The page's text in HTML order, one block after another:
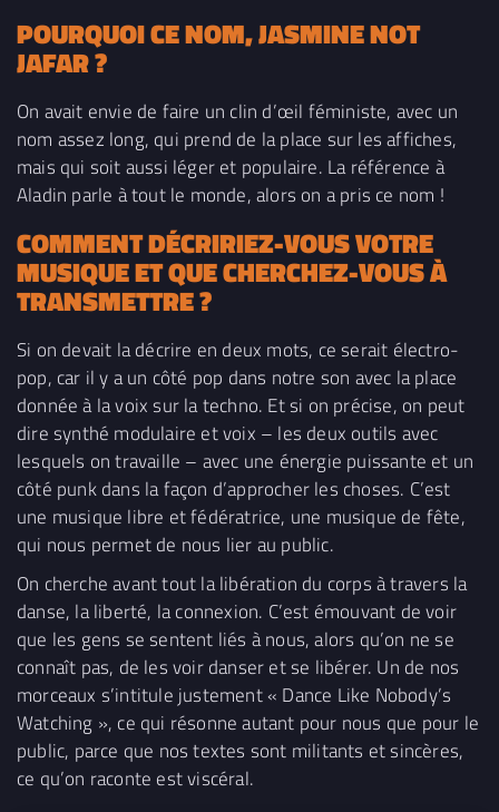
POURQUOI CE NOM, JASMINE NOT
JAFAR ?
On avait envie de faire un clin d’œil féministe, avec un
nom assez long, qui prend de la place sur les affiches,
mais qui soit aussi léger et populaire. La référence à
Aladin parle à tout le monde, alors on a pris ce nom !
COMMENT DÉCRIRIEZ-VOUS VOTRE
MUSIQUE ET QUE CHERCHEZ-VOUS À
TRANSMETTRE ?
Si on devait la décrire en deux mots, ce serait électro-
pop, car il y a un côté pop dans notre son avec la place
donnée à la voix sur la techno. Et si on précise, on peut
dire synthé modulaire et voix – les deux outils avec
lesquels on travaille – avec une énergie puissante et un
côté punk dans la façon d’approcher les choses. C’est
une musique libre et fédératrice, une musique de fête,
qui nous permet de nous lier au public.
On cherche avant tout la libération du corps à travers la
danse, la liberté, la connexion. C’est émouvant de voir
que les gens se sentent liés à nous, alors qu’on ne se
connaît pas, de les voir danser et se libérer. Un de nos
morceaux s’intitule justement « Dance Like Nobody’s
Watching », ce qui résonne autant pour nous que pour le
public, parce que nos textes sont militants et sincères,
ce qu’on raconte est viscéral.